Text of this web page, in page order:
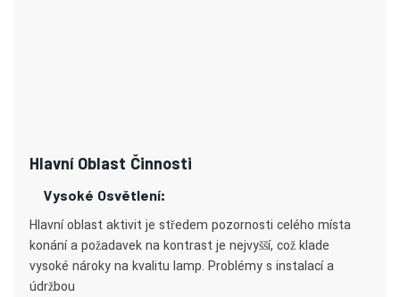
Hlavní Oblast Činnosti
Vysoké Osvětlení:
Hlavní oblast aktivit je středem pozornosti celého místa
konání a požadavek na kontrast je nejvyšší, což klade
vysoké nároky na kvalitu lamp. Problémy s instalací a
údržbou